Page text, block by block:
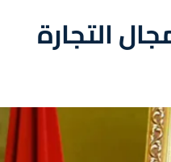
التجارة